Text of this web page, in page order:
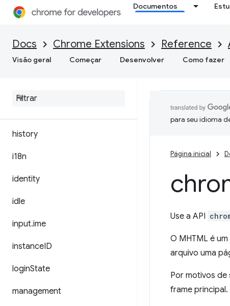
Documentos
Docs Chrome Extensions Reference
Visão geral Começar Desenvolver Como fazer
fileBrowserHandler
System
history
i18n
identity
idle
input.ime
instanceID
loginState
management
para seu idioma
Página inicial
Use a API
O MHTML é um
arquivo uma
Por motivos de
frame principal.